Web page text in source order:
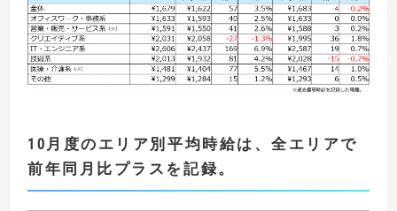
10 月度のエリア別平均時給は 、全エリアで
前年同月比プラスを記録。